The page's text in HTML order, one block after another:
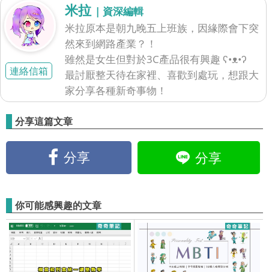
連絡信箱
米拉 | 資深編輯
米拉原本是朝九晚五上班族，因緣際會下突
然來到網路產業？！
雖然是女生但對於3C產品很有興趣 ʕ•ᴥ•ʔ
最討厭整天待在家裡、喜歡到處玩，想跟大
家分享各種新奇事物！
分享這篇文章
分享 分享
你可能感興趣的文章